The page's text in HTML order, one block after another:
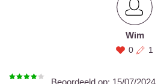
Wim
0 1
Beoordeeld op: 15/07/2024